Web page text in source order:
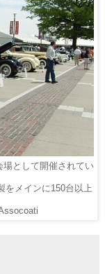
場として開催されてい
をメインに150台以上